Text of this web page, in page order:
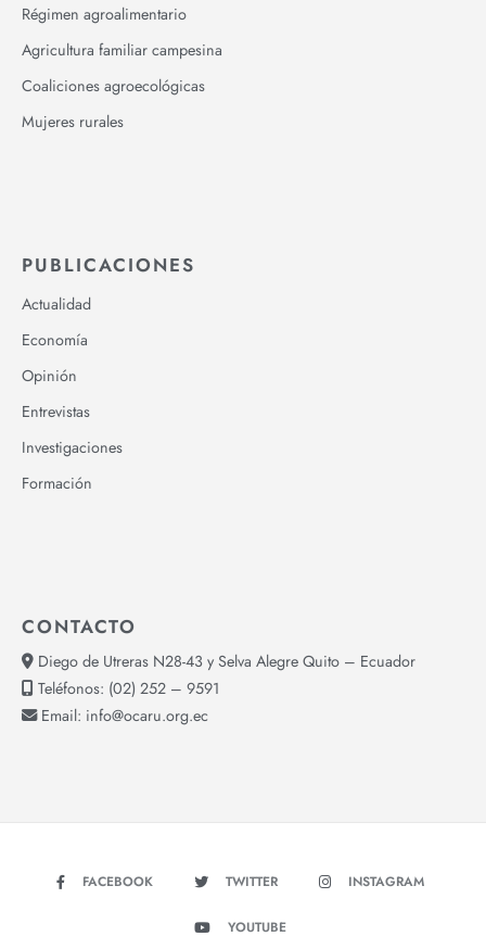
Régimen agroalimentario
Agricultura familiar campesina
Coaliciones agroecológicas
Mujeres rurales
PUBLICACIONES
Actualidad
Economía
Opinión
Entrevistas
Investigaciones
Formación
CONTACTO
Diego de Utreras N28-43 y Selva Alegre Quito – Ecuador
Teléfonos: (02) 252 – 9591
Email: info@ocaru.org.ec
FACEBOOK TWITTER INSTAGRAM
YOUTUBE